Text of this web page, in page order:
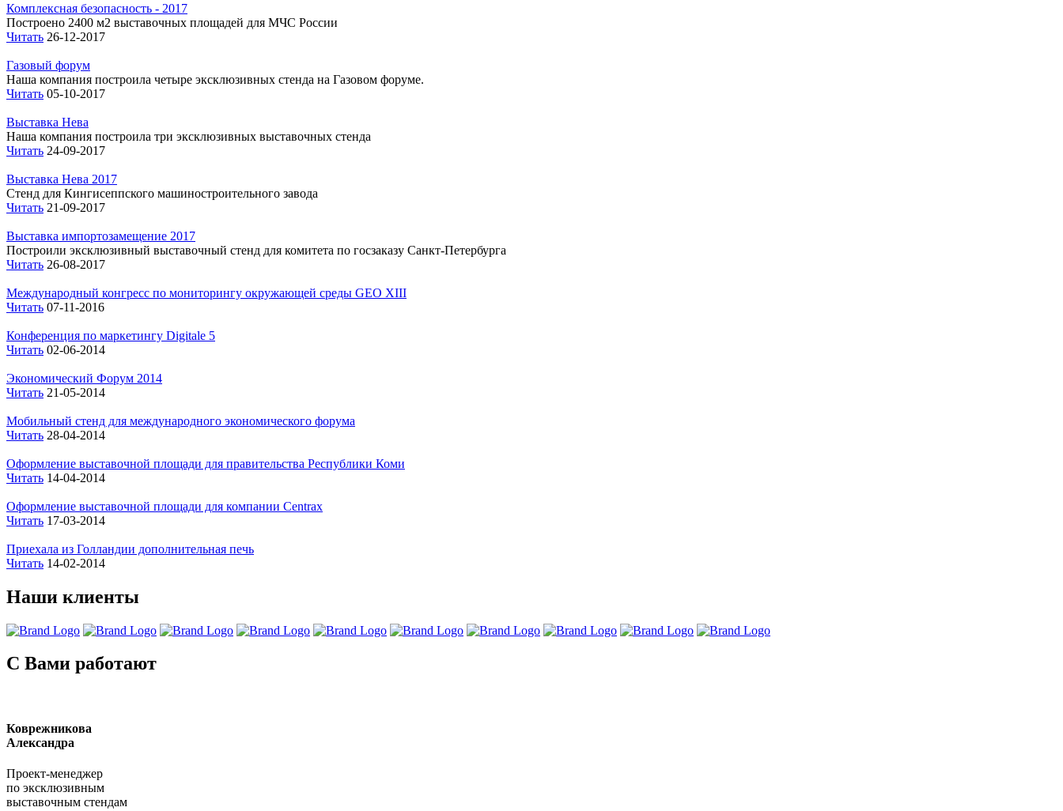
Комплексная безопасность - 2017
Построено 2400 м2 выставочных площадей для МЧС России
Читать 26-12-2017
Газовый форум
Наша компания построила четыре эксклюзивных стенда на Газовом форуме.
Читать 05-10-2017
Выставка Нева
Наша компания построила три эксклюзивных выставочных стенда
Читать 24-09-2017
Выставка Нева 2017
Стенд для Кингисеппского машиностроительного завода
Читать 21-09-2017
Выставка импортозамещение 2017
Построили эксклюзивный выставочный стенд для комитета по госзаказу Санкт-Петербурга
Читать 26-08-2017
Международный конгресс по мониторингу окружающей среды GEO XIII
Читать 07-11-2016
Конференция по маркетингу Digitale 5
Читать 02-06-2014
Экономический Форум 2014
Читать 21-05-2014
Мобильный стенд для международного экономического форума
Читать 28-04-2014
Оформление выставочной площади для правительства Республики Коми
Читать 14-04-2014
Оформление выставочной площади для компании Centrax
Читать 17-03-2014
Приехала из Голландии дополнительная печь
Читать 14-02-2014
Наши клиенты
С Вами работают
Коврежникова
Александра
Проект-менеджер
по эксклюзивным
выставочным стендам